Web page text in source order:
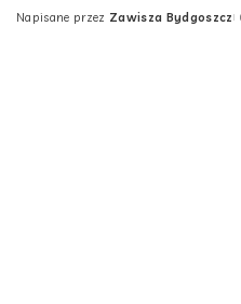
Napisane przez Zawisza Bydgoszcz